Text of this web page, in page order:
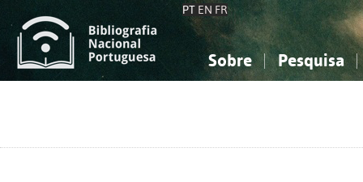
PT EN FR
Sobre Pesquisa